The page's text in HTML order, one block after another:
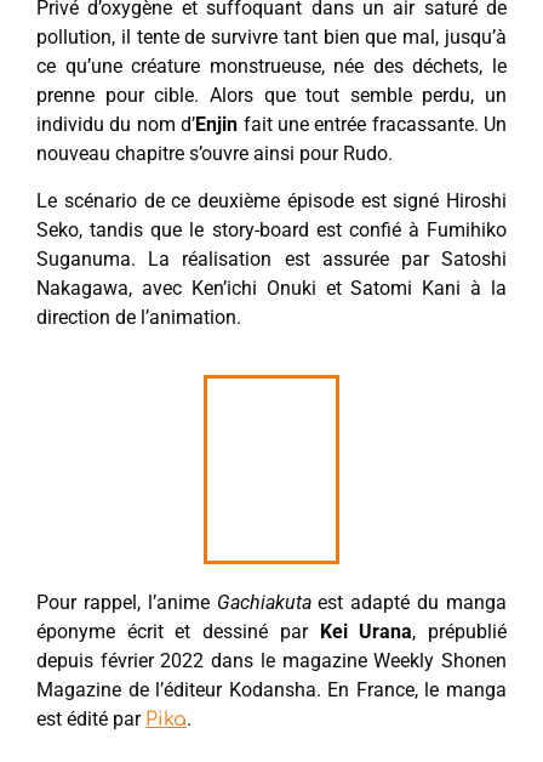
Privé d’oxygène et suffoquant dans un air saturé de
pollution, il tente de survivre tant bien que mal, jusqu’à
ce qu’une créature monstrueuse, née des déchets, le
prenne pour cible. Alors que tout semble perdu, un
individu du nom d’Enjin fait une entrée fracassante. Un
nouveau chapitre s’ouvre ainsi pour Rudo.
Le scénario de ce deuxième épisode est signé Hiroshi
Seko, tandis que le story-board est confié à Fumihiko
Suganuma. La réalisation est assurée par Satoshi
Nakagawa, avec Ken’ichi Onuki et Satomi Kani à la
direction de l’animation.
Pour rappel, l’anime Gachiakutaest adapté du manga
éponyme écrit et dessiné par Kei Urana, prépublié
depuis février 2022 dans le magazine Weekly Shonen
Magazine de l’éditeur Kodansha. En France, le manga
est édité par Pika.